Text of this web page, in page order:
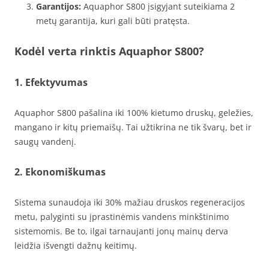
Garantijos: Aquaphor S800 įsigyjant suteikiama 2
metų garantija, kuri gali būti pratęsta.
Kodėl verta rinktis Aquaphor S800?
1. Efektyvumas
Aquaphor S800 pašalina iki 100% kietumo druskų, geležies,
mangano ir kitų priemaišų. Tai užtikrina ne tik švarų, bet ir
saugų vandenį.
2. Ekonomiškumas
Sistema sunaudoja iki 30% mažiau druskos regeneracijos
metu, palyginti su įprastinėmis vandens minkštinimo
sistemomis. Be to, ilgai tarnaujanti jonų mainų derva
leidžia išvengti dažnų keitimų.